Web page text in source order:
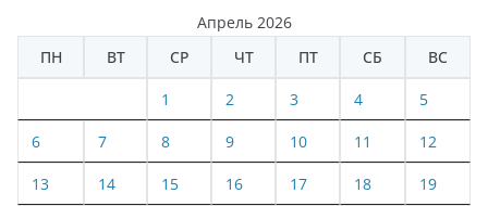
Апрель 2026
ПН
ВТ СР ЧТ ПТ СБ ВС
1 2 3 4 5
6 7 8 9 10 11 12
13 14 15 16 17 18 19